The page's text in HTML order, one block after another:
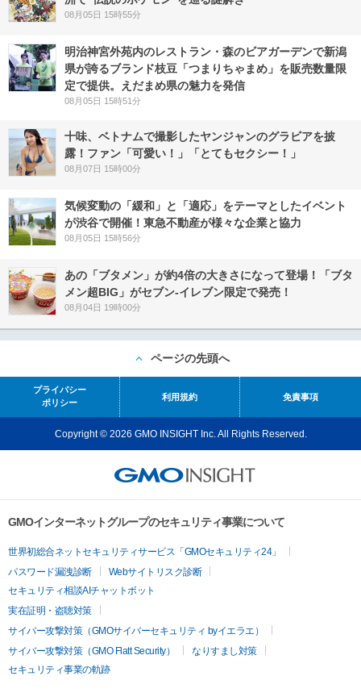
08月05日 15時55分
明治神宮外苑内のレストラン・森のビアガーデンで新潟
県が誇るブランド枝豆「つまりちゃまめ」を販売数量限
定で提供。えだまめ県の魅力を発信
08月05日 15時51分
十味、ベトナムで撮影したヤンジャンのグラビアを披
露！ファン「可愛い！」「とてもセクシー！」
08月07日 15時00分
気候変動の「緩和」と「適応」をテーマとしたイベント
が渋谷で開催！東急不動産が様々な企業と協力
08月05日 15時56分
あの「ブタメン」が約4倍の大きさになって登場！「ブタ
メン超BIG」がセブン‐イレブン限定で発売！
08月04日 19時00分
ページの先頭へ
プライバシー
ポリシー
利用規約 免責事項
Copyright © 2026 GMO INSIGHT Inc. All Rights Reserved.
GMOインターネットグループのセキュリティ事業について
世界初総合ネットセキュリティサービス「GMOセキュリティ24」
パスワード漏洩診断
Webサイトリスク診断
セキュリティ相談AIチャットボット
実在証明・盗聴対策
サイバー攻撃対策（GMOサイバーセキュリティ byイエラエ）
サイバー攻撃対策（GMO Flatt Security）
なりすまし対策
セキュリティ事業の軌跡